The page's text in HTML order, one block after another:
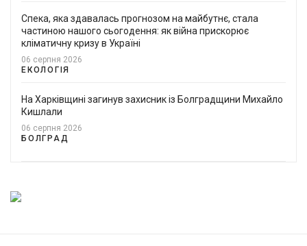
Спека, яка здавалась прогнозом на майбутнє, стала
частиною нашого сьогодення: як війна прискорює
кліматичну кризу в Україні
06 серпня 2026
ЕКОЛОГІЯ
На Харківщині загинув захисник із Болградщини Михайло
Кишлали
06 серпня 2026
БОЛГРАД